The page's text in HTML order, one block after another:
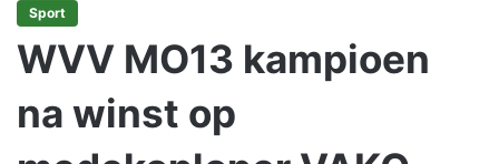
Sport
WVV MO13 kampioen
na winst op